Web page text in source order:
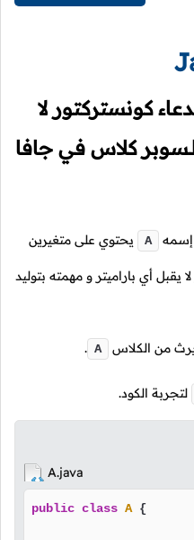
كونستركتور لا
كلاس في جافا
إسمه A يحتوي على متغيرين
يقبل أي باراميتر و مهمته بتوليد
من الكلاس A
.
لتجربة الكود.
A.java
public class A {